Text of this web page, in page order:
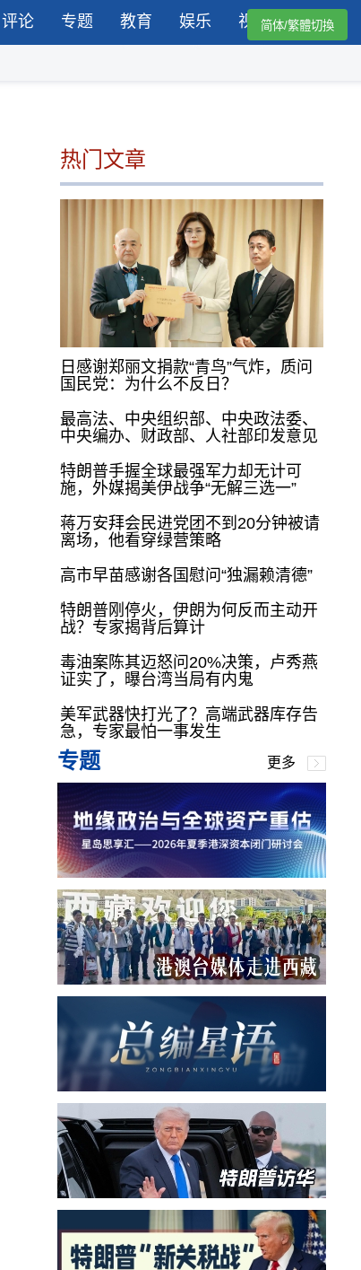
评论 专题 教育 娱乐 视频简体/繁體切換
热门文章
日感谢郑丽文捐款“青鸟”气炸，质问
国民党：为什么不反日？
最高法、中央组织部、中央政法委、
中央编办、财政部、人社部印发意见
特朗普手握全球最强军力却无计可
施，外媒揭美伊战争“无解三选一”
蒋万安拜会民进党团不到20分钟被请
离场，他看穿绿营策略
高市早苗感谢各国慰问“独漏赖清德”
特朗普刚停火，伊朗为何反而主动开
战？专家揭背后算计
毒油案陈其迈怒问20%决策，卢秀燕
证实了，曝台湾当局有内鬼
美军武器快打光了？高端武器库存告
急，专家最怕一事发生
专题 更多